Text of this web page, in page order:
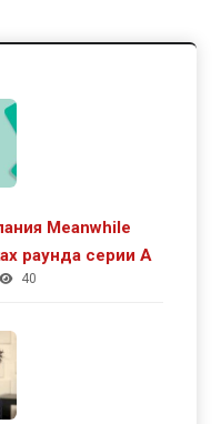
Meanwhile
раунда серии А
40